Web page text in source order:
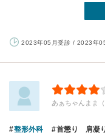
2023年05月受診 / 2023年
あぁちゃんまま
整形外科 首懲り 肩凝